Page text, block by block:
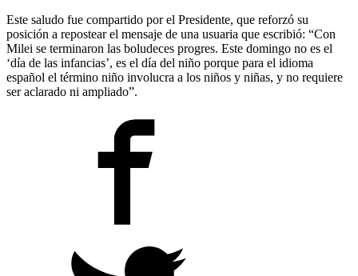
Este saludo fue compartido por el Presidente, que reforzó su
posición a repostear el mensaje de una usuaria que escribió: “Con
Milei se terminaron las boludeces progres. Este domingo no es el
‘día de las infancias’, es el día del niño porque para el idioma
español el término niño involucra a los niños y niñas, y no requiere
ser aclarado ni ampliado”.